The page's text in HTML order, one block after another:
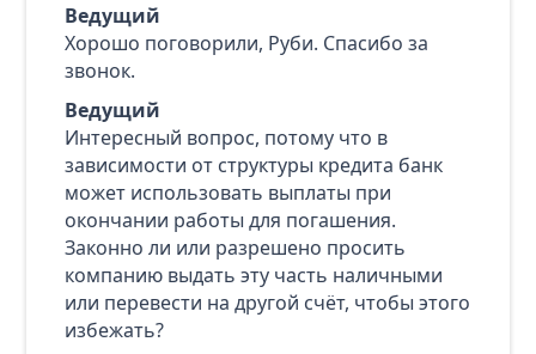
Ведущий
Хорошо поговорили, Руби. Спасибо за
звонок.
Ведущий
Интересный вопрос, потому что в
зависимости от структуры кредита банк
может использовать выплаты при
окончании работы для погашения.
Законно ли или разрешено просить
компанию выдать эту часть наличными
или перевести на другой счёт, чтобы этого
избежать?